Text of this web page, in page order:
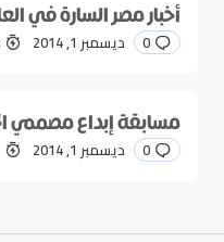
أخبار مصر السارة في العام
0 ديسمبر 1, 2014
مسابقة إبداع مصممي
0 ديسمبر 1, 2014